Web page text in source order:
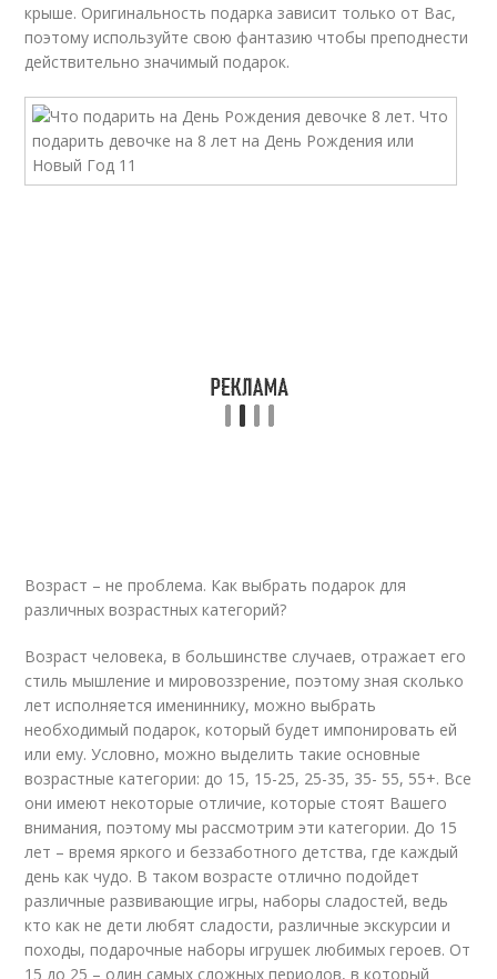
крыше. Оригинальность подарка зависит только от Вас,
поэтому используйте свою фантазию чтобы преподнести
действительно значимый подарок.
Возраст – не проблема. Как выбрать подарок для
различных возрастных категорий?
Возраст человека, в большинстве случаев, отражает его
стиль мышление и мировоззрение, поэтому зная сколько
лет исполняется имениннику, можно выбрать
необходимый подарок, который будет импонировать ей
или ему. Условно, можно выделить такие основные
возрастные категории: до 15, 15-25, 25-35, 35- 55, 55+. Все
они имеют некоторые отличие, которые стоят Вашего
внимания, поэтому мы рассмотрим эти категории. До 15
лет – время яркого и беззаботного детства, где каждый
день как чудо. В таком возрасте отлично подойдет
различные развивающие игры, наборы сладостей, ведь
кто как не дети любят сладости, различные экскурсии и
походы, подарочные наборы игрушек любимых героев. От
15 до 25 – один самых сложных периодов, в который